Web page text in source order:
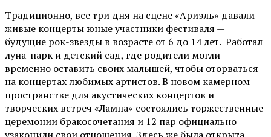
Традиционно, все три дня на сцене«Ариэль» давали
живые концерты юные участники фестиваля —
будущие рок-звезды в возрасте от 6 до 14 лет. Работал
луна-парк и детский сад, где родители могли
временно оставить своих малышей, чтобы оторваться
на концертах любимых артистов. В новом камерном
пространстве для акустических концертов и
творческих встреч «Лампа» состоялись торжественные
церемонии бракосочетания и 12 пар официально